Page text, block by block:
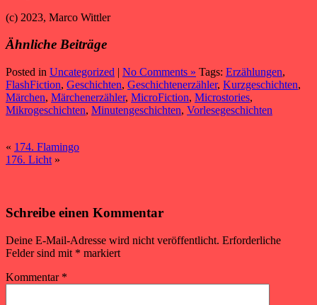
(c) 2023, Marco Wittler
Ähnliche Beiträge
Posted in Uncategorized | No Comments » Tags: Erzählungen,
FlashFiction, Geschichten, Geschichtenerzähler, Kurzgeschichten,
Märchen, Märchenerzähler, MicroFiction, Microstories,
Mikrogeschichten, Minutengeschichten, Vorlesegeschichten
« 174. Flamingo
176. Licht »
Schreibe einen Kommentar
Deine E-Mail-Adresse wird nicht veröffentlicht. Erforderliche
Felder sind mit * markiert
Kommentar *